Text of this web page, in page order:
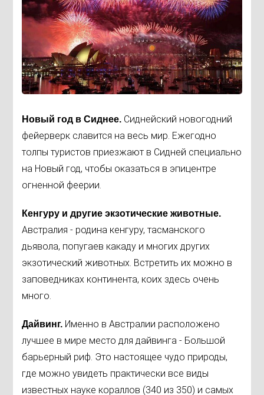
Новый год в Сиднее. Сиднейский новогодний
фейерверк славится на весь мир. Ежегодно
толпы туристов приезжают в Сидней специально
на Новый год, чтобы оказаться в эпицентре
огненной феерии.
Кенгуру и другие экзотические животные.
Австралия - родина кенгуру, тасманского
дьявола, попугаев какаду и многих других
экзотический животных. Встретить их можно в
заповедниках континента, коих здесь очень
много.
Дайвинг. Именно в Австралии расположено
лучшее в мире место для дайвинга - Большой
барьерный риф. Это настоящее чудо природы,
где можно увидеть практически все виды
известных науке кораллов (340 из 350) и самых